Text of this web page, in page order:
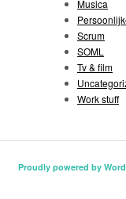
Musica
Scrum
SOML
Tv & film
Work stuff
Proudly powered by